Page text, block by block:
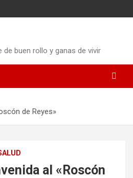
de buen rollo y ganas de vivir
de Reyes»
al «Roscón